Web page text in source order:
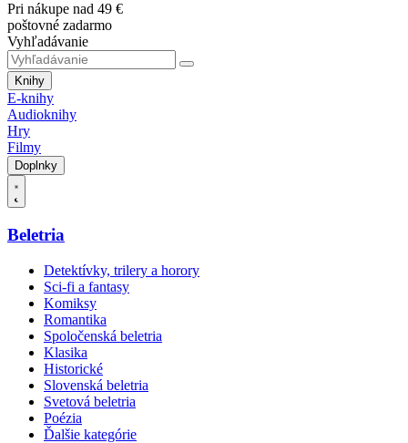
Pri nákupe nad 49 €
poštovné zadarmo
Vyhľadávanie
Knihy
E-knihy
Audioknihy
Hry
Filmy
Doplnky
Beletria
Detektívky, trilery a horory
Sci-fi a fantasy
Komiksy
Romantika
Spoločenská beletria
Klasika
Historické
Slovenská beletria
Svetová beletria
Poézia
Ďalšie kategórie